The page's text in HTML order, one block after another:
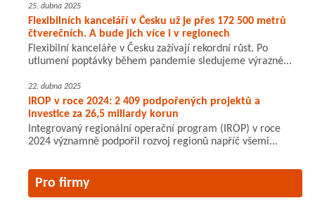
25. dubna 2025
Flexibilních kanceláří v Česku už je přes 172 500 metrů
čtverečních. A bude jich více i v regionech
Flexibilní kanceláře v Česku zažívají rekordní růst. Po
utlumení poptávky během pandemie sledujeme výrazné...
22. dubna 2025
IROP v roce 2024: 2 409 podpořených projektů a
investice za 26,5 miliardy korun
Integrovaný regionální operační program (IROP) v roce
2024 významně podpořil rozvoj regionů napříč všemi...
Pro firmy